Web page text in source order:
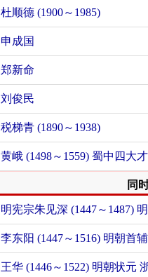
杜顺德 (1900～1985)
申成国
郑新命
刘俊民
税梯青 (1890～1938)
黄峨 (1498～1559) 蜀中四大
同
明宪宗朱见深 (1447～1487)
李东阳 (1447～1516) 明朝首辅
王华 (1446～1522) 明朝状元